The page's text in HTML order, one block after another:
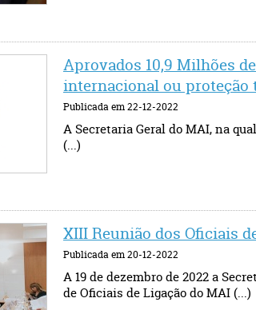
Aprovados 10,9 Milhões
internacional ou proteção
Publicada em 22-12-2022
A Secretaria Geral do MAI, na
(...)
XIII Reunião dos Oficiais
Publicada em 20-12-2022
A 19 de dezembro de 2022 a
de Oficiais de Ligação do MAI (...)